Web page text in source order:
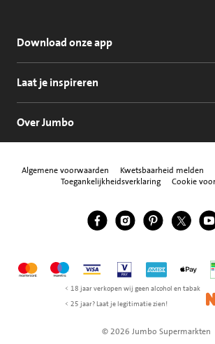
Download onze app
Laat je inspireren
Over Jumbo
Algemene voorwaarden Kwetsbaarheid melden
Toegankelijkheidsverklaring
Cookie
Volg ons
Jumbo Facebook
Jumbo Instagram
JumboJumbo
MastercardMaestroVisa Vpay AmericanApple
< 18 jaar verkopen wij geen alcohol en tabak
< 25 jaar? Laat je legitimatie zien!
© 2026 Jumbo Supermarkten